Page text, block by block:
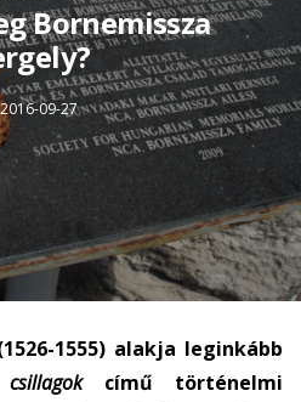
Bornemissza
2016-09-27
1555) alakja leginkább
című történelmi